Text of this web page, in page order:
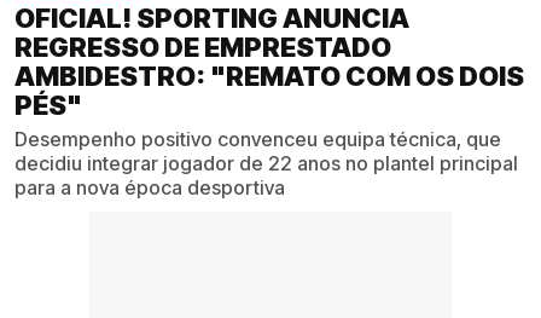
OFICIAL! SPORTING ANUNCIA
REGRESSO DE EMPRESTADO
AMBIDESTRO: "REMATO COM OS DOIS
PÉS"
Desempenho positivo convenceu equipa técnica, que
decidiu integrar jogador de 22 anos no plantel principal
para a nova época desportiva